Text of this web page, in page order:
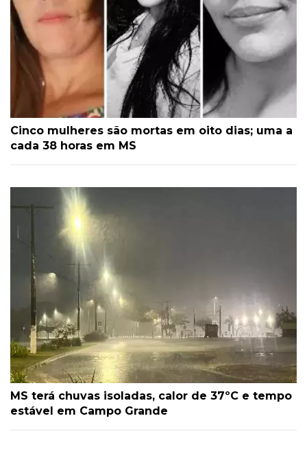
Cinco mulheres são mortas em oito dias; uma a
cada 38 horas em MS
MS terá chuvas isoladas, calor de 37ºC e tempo
estável em Campo Grande